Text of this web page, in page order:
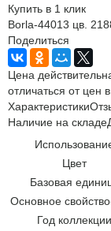
Купить в 1 клик
Borla-44013 цв.
Поделиться
Цена
отличаться от цен
Характеристики
Наличие на складе
Цвет
Базовая
Основное
Год коллекции